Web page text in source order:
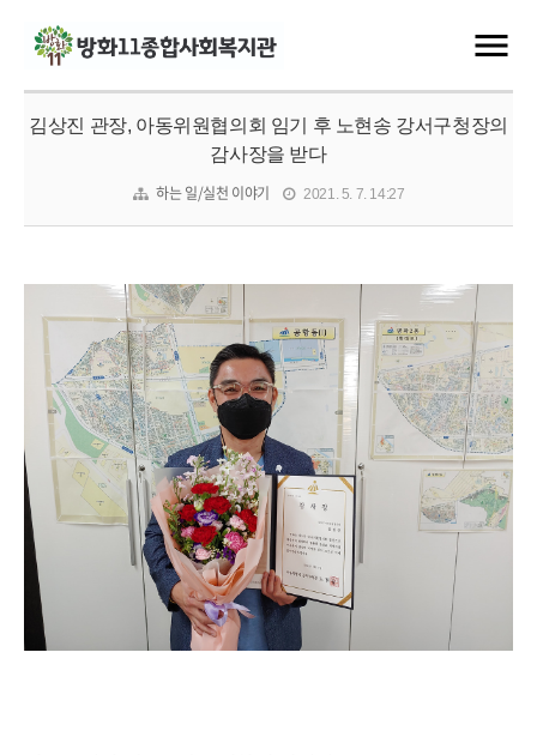
김상진 관장, 아동위원협의회 임기 후 노현송 강서구청장의
감사장을 받다
하는 일/실천 이야기 2021. 5. 7. 14:27